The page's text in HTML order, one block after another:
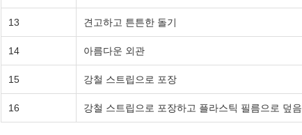
13 견고하고 튼튼한 돌기
14 아름다운 외관
15 강철 스트립으로 포장
16 강철 스트립으로 포장하고 플라스틱 필름으로 덮음